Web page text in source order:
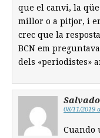
que el canvi, la
millor o a pitjor, i
crec que la
BCN em
dels «periodistes»
08/11/2019
Cuando